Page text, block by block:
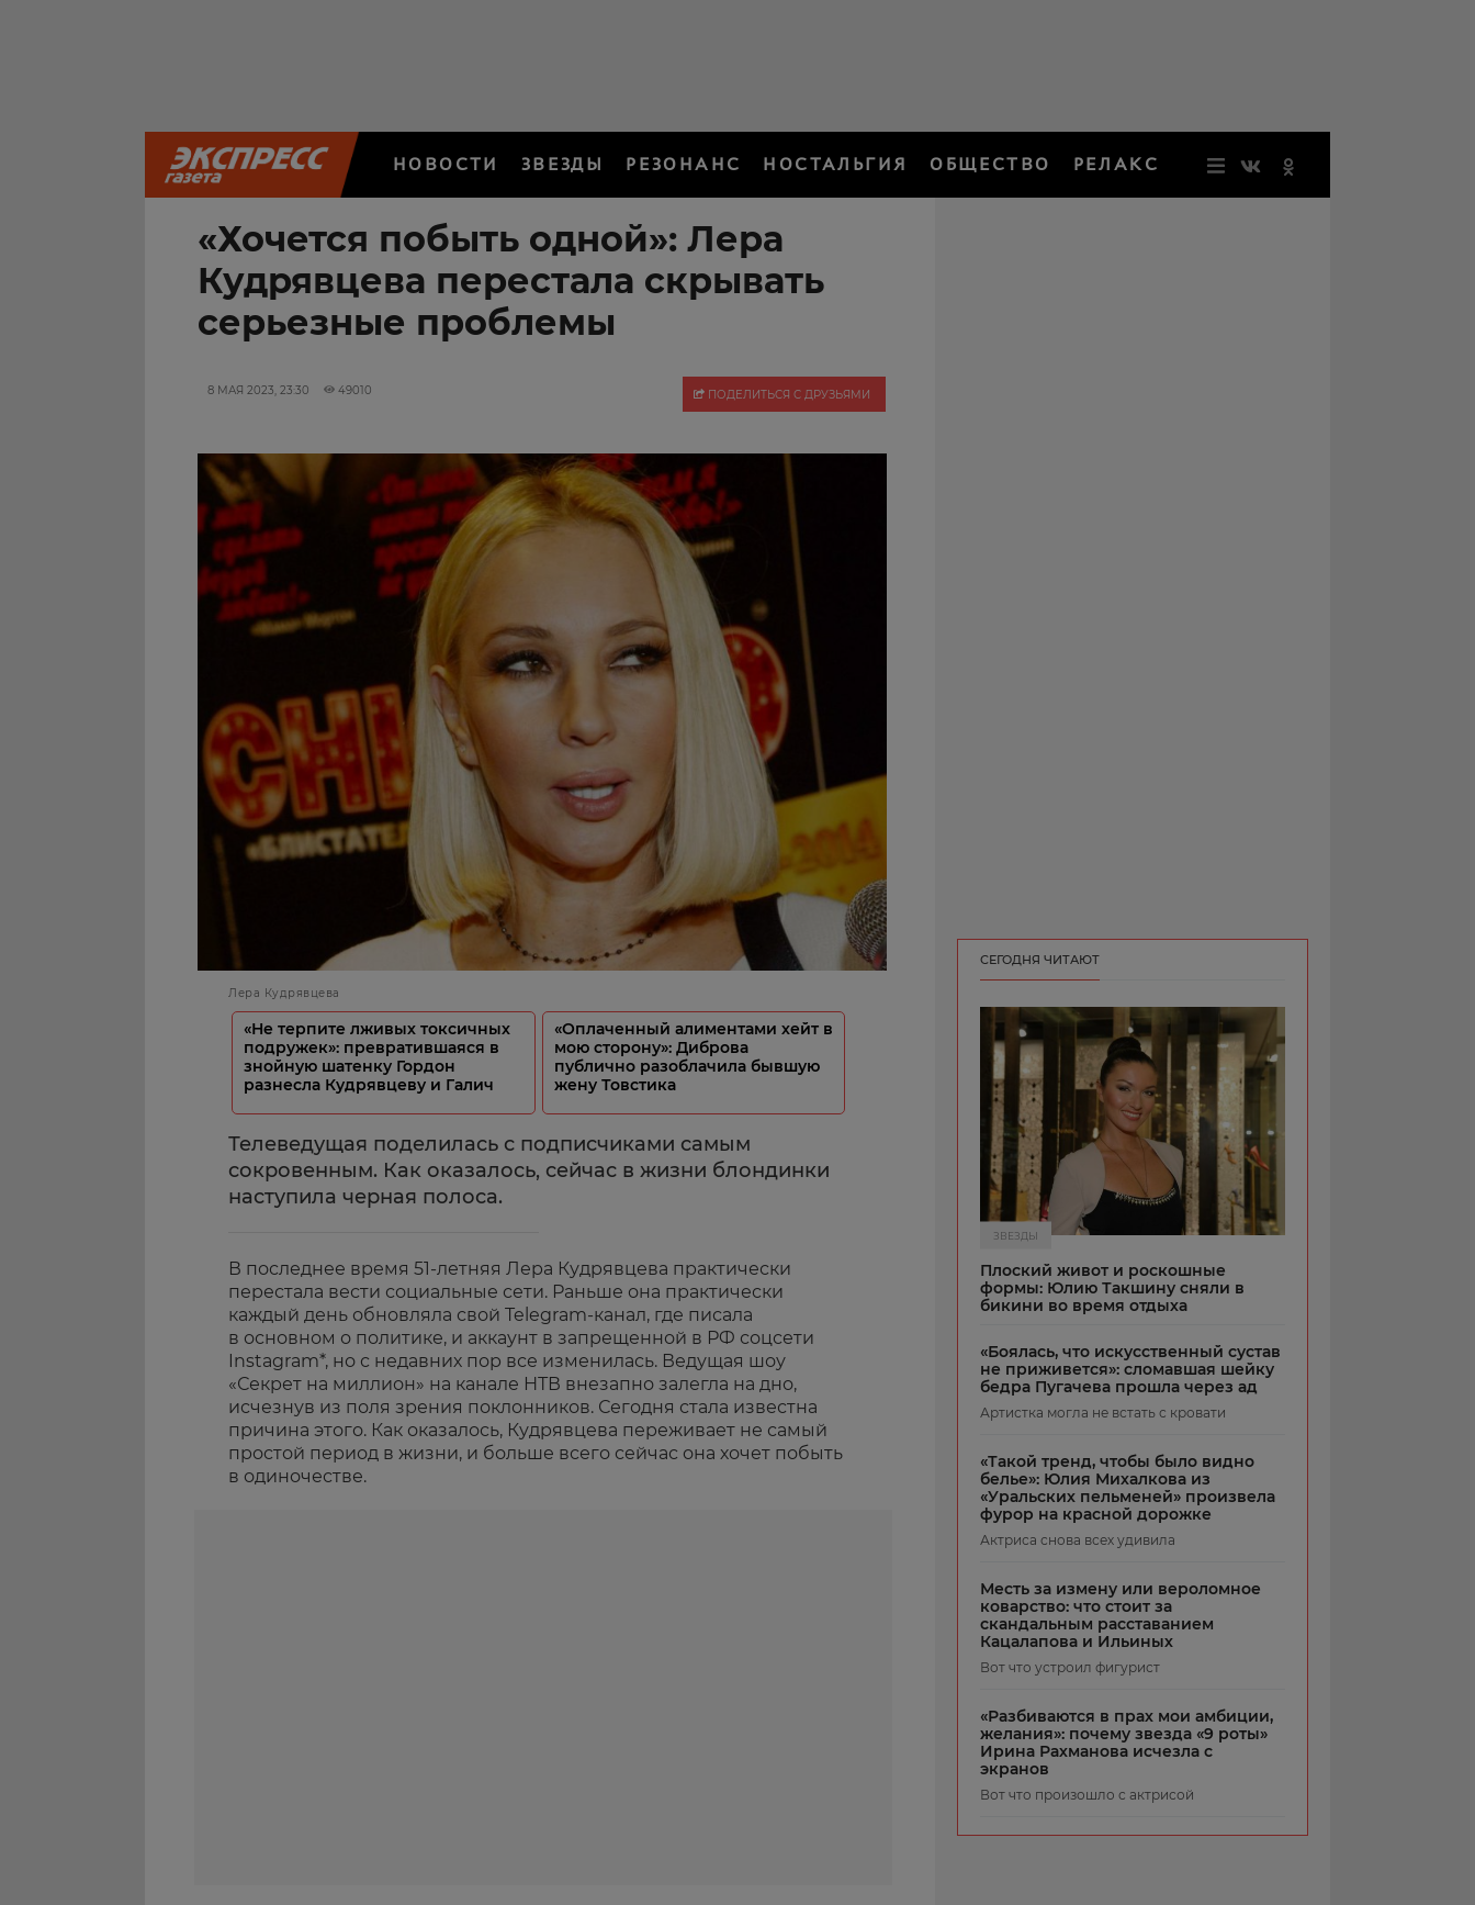
НОВОСТИ ЗВЕЗДЫ РЕЗОНАНС НОСТАЛЬГИЯ ОБЩЕСТВО РЕЛАКС
«Хочется побыть одной»: Лера
Кудрявцева перестала скрывать
серьезные проблемы
8 МАЯ 2023, 23:30 49010 ПОДЕЛИТЬСЯ С ДРУЗЬЯМИ
Лера Кудрявцева
«Не терпите лживых токсичных
подружек»: превратившаяся в
знойную шатенку Гордон
разнесла Кудрявцеву и Галич
«Оплаченный алиментами хейт в
мою сторону»: Диброва
публично разоблачила бывшую
жену Товстика
Телеведущая поделилась с подписчиками самым
сокровенным. Как оказалось, сейчас в жизни блондинки
наступила черная полоса.
В последнее время 51-летняя Лера Кудрявцева практически
перестала вести социальные сети. Раньше она практически
каждый день обновляла свой Telegram-канал, где писала
в основном о политике, и аккаунт в запрещенной в РФ соцсети
Instagram*, но с недавних пор все изменилась. Ведущая шоу
«Секрет на миллион» на канале НТВ внезапно залегла на дно,
исчезнув из поля зрения поклонников. Сегодня стала известна
причина этого. Как оказалось, Кудрявцева переживает не самый
простой период в жизни, и больше всего сейчас она хочет побыть
в одиночестве.
СЕГОДНЯ ЧИТАЮТ
ЗВЕЗДЫ
Плоский живот и роскошные
формы: Юлию Такшину сняли в
бикини во время отдыха
«Боялась, что искусственный сустав
не приживется»: сломавшая шейку
бедра Пугачева прошла через ад
Артистка могла не встать с кровати
«Такой тренд, чтобы было видно
белье»: Юлия Михалкова из
«Уральских пельменей» произвела
фурор на красной дорожке
Актриса снова всех удивила
Месть за измену или вероломное
коварство: что стоит за
скандальным расставанием
Кацалапова и Ильиных
Вот что устроил фигурист
«Разбиваются в прах мои амбиции,
желания»: почему звезда «9 роты»
Ирина Рахманова исчезла с
экранов
Вот что произошло с актрисой